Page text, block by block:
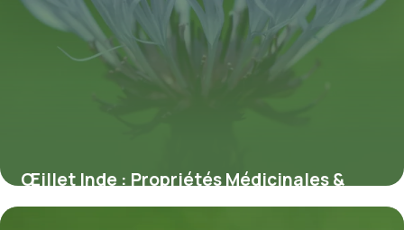
Œillet Inde : Propriétés Médicinales &
Usages